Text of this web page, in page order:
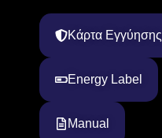
Κάρτα Εγγύησης
Energy Label
Manual